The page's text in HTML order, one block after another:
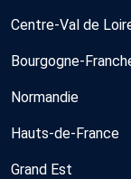
Centre-Val de
Bourgogne-
Normandie
Hauts-de-France
Grand Est